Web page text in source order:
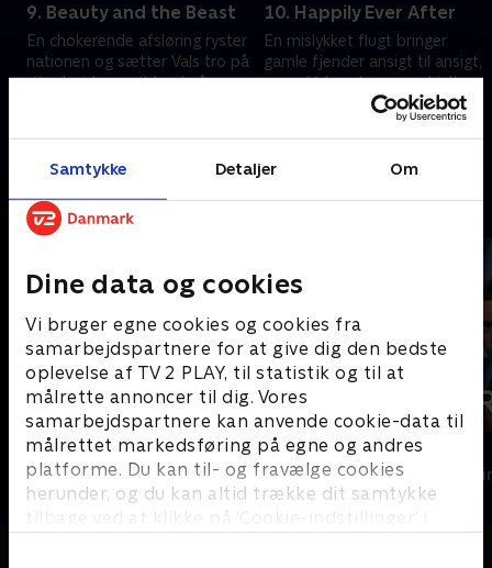
Samtykke Detaljer Om
Dine data og cookies
Vi bruger egne cookies og cookies fra
samarbejdspartnere for at give dig den bedste
oplevelse af TV 2 PLAY, til statistik og til at
målrette annoncer til dig. Vores
samarbejdspartnere kan anvende cookie-data til
målrettet markedsføring på egne og andres
platforme. Du kan til- og fravælge cookies
herunder, og du kan altid trække dit samtykke
tilbage ved at klikke på ’Cookie-indstillinger’ i
9. Beauty and the Beast
En chokerende afsløring ryster
nationen og sætter Vals tro på
sit arbejde og sit land på
10. Happily Ever After
En mislykket flugt bringer
gamle fjender ansigt til ansigt,
mens Val opdager en skjult
sandhed om Owen.
Andre så også
Velkommen hjem til mord
Krimi & Spænding • 1 sæsoner
Fartblind
Krimi &